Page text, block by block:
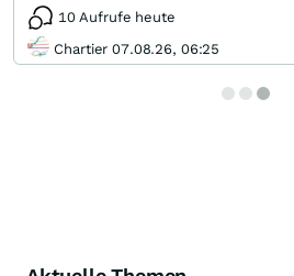
10 Aufrufe heute
Chartier 07.08.26, 06:25